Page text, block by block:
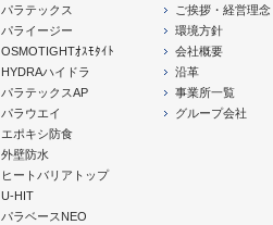
パラテックス
パライージー
OSMOTIGHTｵｽﾓﾀｲﾄ
HYDRAハイドラ
パラテックスAP
パラウエイ
エポキシ防食
外壁防水
ヒートバリアトップ
U-HIT
パラベースNEO
ご挨拶・経営理念
環境方針
会社概要
沿革
事業所一覧
グループ会社